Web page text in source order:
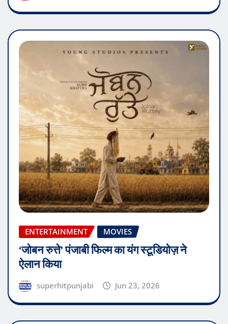
ENTERTAINMENT MOVIES
‘जोबन रुत्ते’ पंजाबी फिल्म का यंग स्टूडियोज़ ने
ऐलान किया
superhitpunjabi Jun 23, 2026